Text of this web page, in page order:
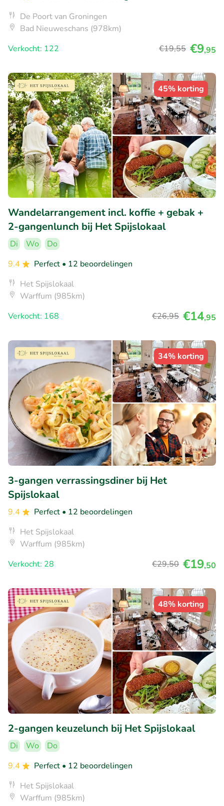
De Poort van Groningen
Bad Nieuweschans (978km)
Verkocht: 122
€19,55 €9,95
45% korting
Wandelarrangement incl. koffie + gebak +
2-gangenlunch bij Het Spijslokaal
Di Wo
Do
9.4
Perfect • 12 beoordelingen
Het Spijslokaal
Warffum (985km)
Verkocht: 168
€26,95 €14,95
34% korting
3-gangen verrassingsdiner bij Het
Spijslokaal
9.4 Perfect • 12 beoordelingen
Het Spijslokaal
Warffum (985km)
Verkocht: 28
€29,50 €19,50
48% korting
2-gangen keuzelunch bij Het Spijslokaal
Di Wo
Do
9.4
Perfect • 12 beoordelingen
Het Spijslokaal
Warffum (985km)